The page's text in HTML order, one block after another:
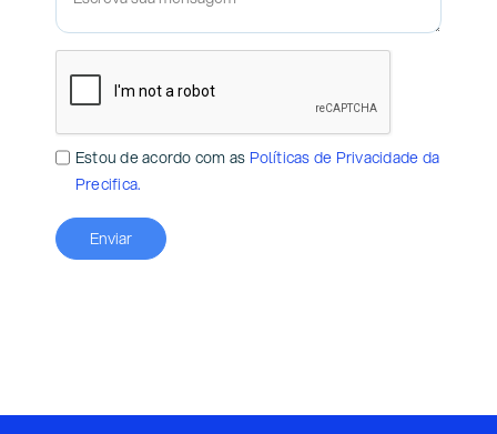
Estou de acordo com as Políticas de Privacidade da
Precifica.